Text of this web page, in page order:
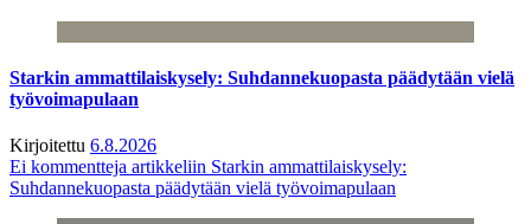
Starkin ammattilaiskysely: Suhdannekuopasta päädytään vielä
työvoimapulaan
Kirjoitettu 6.8.2026
Ei kommentteja artikkeliin Starkin ammattilaiskysely:
Suhdannekuopasta päädytään vielä työvoimapulaan